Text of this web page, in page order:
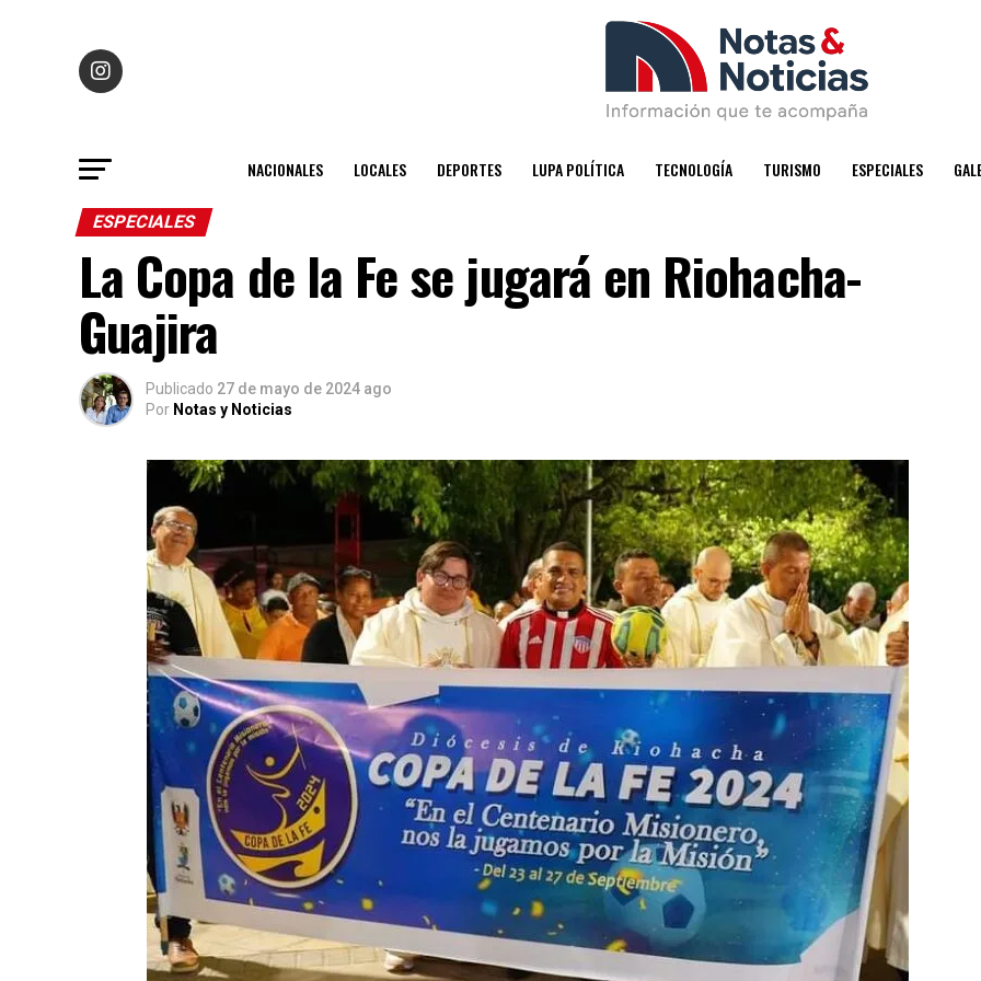
NACIONALES LOCALES DEPORTES LUPA POLÍTICA TECNOLOGÍA TURISMO ESPECIALES
ESPECIALES
La Copa de la Fe se jugará en Riohacha-
Guajira
Publicado 27 de mayo de 2024 ago
Por Notas y Noticias